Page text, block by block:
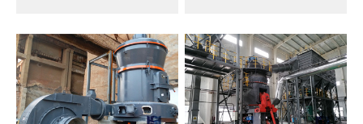
مختبر في الهند. . 10 100020
طن ساعة خام الكروم الكرة
مطحنة,قدرة الكرة مطحنة 20
طنا schooltalk.mx.
هي معدات طحن مثالية واسعة
النطاق ، وتستخدم على نطاق
واسع في الأسمنت. دردشة
مجانية; الكلنكر والجبس تسير
في مطحنة الكرة